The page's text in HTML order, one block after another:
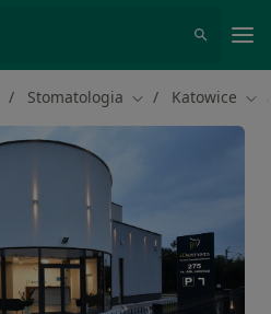
Stomatologia Zmień miasto
Katowice